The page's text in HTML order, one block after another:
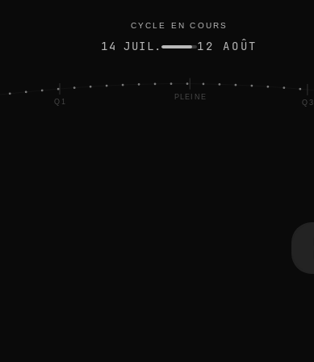
CYCLE EN COURS
14 JUIL. 12 AOÛT
Q1
PLEINE
Q3
t
h
e